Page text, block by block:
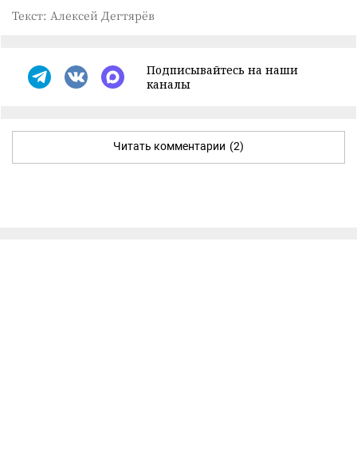
Текст: Алексей Дегтярёв
Подписывайтесь на наши
каналы
Читать комментарии (2)